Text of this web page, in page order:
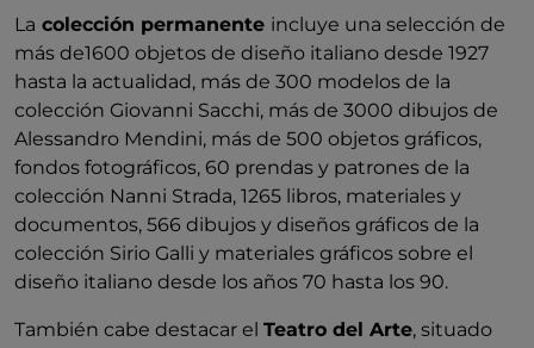
La colección permanente incluye una selección de
más de1600 objetos de diseño italiano desde 1927
hasta la actualidad, más de 300 modelos de la
colección Giovanni Sacchi, más de 3000 dibujos de
Alessandro Mendini, más de 500 objetos gráficos,
fondos fotográficos, 60 prendas y patrones de la
colección Nanni Strada, 1265 libros, materiales y
documentos, 566 dibujos y diseños gráficos de la
colección Sirio Galli y materiales gráficos sobre el
diseño italiano desde los años 70 hasta los 90.
También cabe destacar el Teatro del Arte, situado